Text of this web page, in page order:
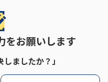
をお願いします
しましたか？」